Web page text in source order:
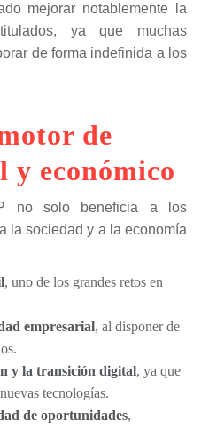
mejorar notablemente la
ya que muchas
de forma indefinida a los
de
y económico
no solo beneficia a los
la sociedad y a la economía
, uno de los grandes retos en
empresarial, al disponer de
y la transición digital, ya que
tecnologías.
de oportunidades,